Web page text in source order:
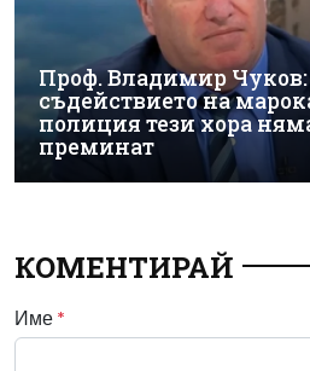
Проф. Владимир Чуков:
съдействието на
полиция тези хора
преминат
КОМЕНТИРАЙ
Име *